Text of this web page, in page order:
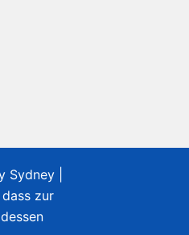
Sydney
zur